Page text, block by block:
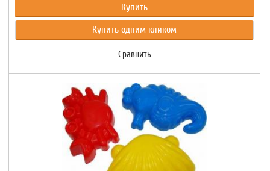
Купить
Купить одним кликом
Сравнить